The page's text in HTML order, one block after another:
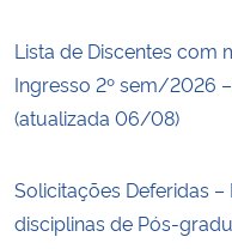
Lista de Discentes com
Ingresso 2º sem/2026
(atualizada 06/08)
Solicitações Deferidas
disciplinas de Pós-